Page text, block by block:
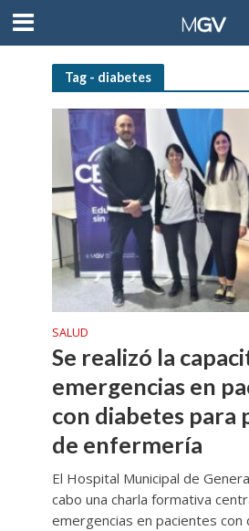
Tag - diabetes
SALUD
Se realizó la
emergencias en
con diabetes para
de enfermería
El Hospital Municipal de
cabo una charla formativa
emergencias en pacientes con